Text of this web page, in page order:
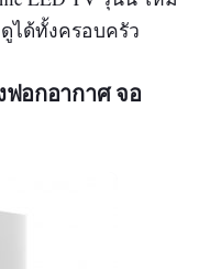
ได้ทั้งครอบครัว
ฟอกอากาศ จอ